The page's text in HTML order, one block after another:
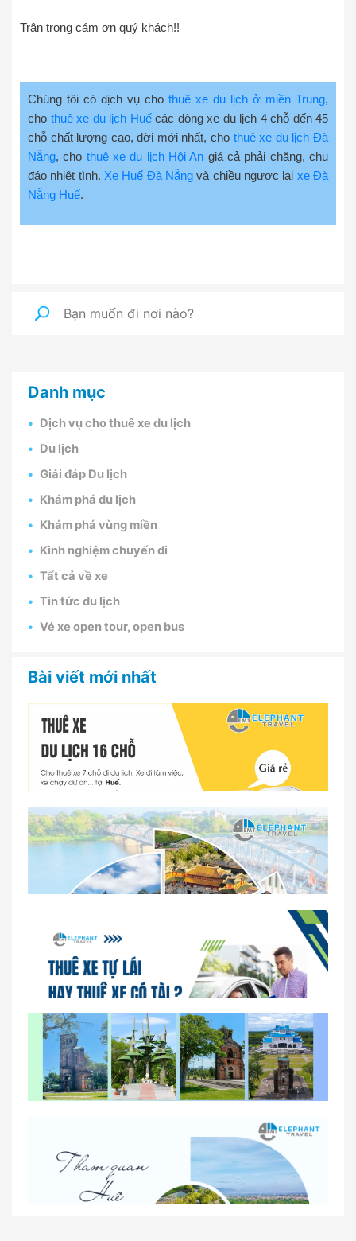
Trân trọng cám ơn quý khách!!
Chúng tôi có dịch vụ cho thuê xe du lịch ở miền Trung,
cho thuê xe du lịch Huếcác dòng xe du lịch 4 chỗ đến 45
chỗ chất lượng cao, đời mới nhất, cho thuê xe du lịch Đà
Nẵng, cho thuê xe du lịch Hội An giá cả phải chăng, chu
đáo nhiệt tình. Xe Huế Đà Nẵng và chiều ngược lại xe Đà
Nẵng Huế.
Danh mục
Dịch vụ cho thuê xe du lịch
Du lịch
Giải đáp Du lịch
Khám phá du lịch
Khám phá vùng miền
Kinh nghiệm chuyến đi
Tất cả về xe
Tin tức du lịch
Vé xe open tour, open bus
Bài viết mới nhất
Dịch vụ thuê xe 16 chỗ tại Huế 2026
So sánh thuê xe tự lái và thuê xe có tài xế tại Huế
Nhà Xe Con Voi – Dịch Vụ Cho Thuê Xe Từ Huế,
Sân Bay Phú Bài Đi Thánh Địa La Vang